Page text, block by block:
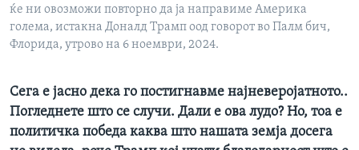
ќе ни овозможи повторно да ја направиме Америка
голема, истакна Доналд Трамп оод говорот во Палм бич,
Флорида, утрово на 6 ноември, 2024.
Сега е јасно дека го постигнавме најневеројатното..
Погледнете што се случи. Дали е ова лудо? Но, тоа е
политичка победа каква што нашата земја досега